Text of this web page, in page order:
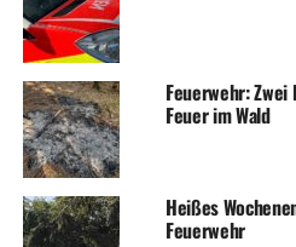
UP NEXT
Wetter, Wetter, Unwetter?
Bürgerbusfahrer spenden
Feuerwehr:
Feuer im Wald
Heißes
Feuerwehr